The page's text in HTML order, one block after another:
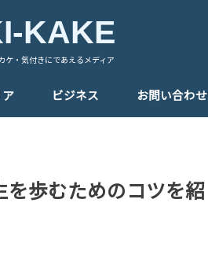
KAKE
ケ・気付きにであえるメディア
ア ビジネス お問い合わせ
歩むためのコツを紹